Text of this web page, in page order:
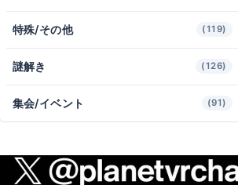
特殊/その他 (119)
謎解き (126)
集会/イベント (91)